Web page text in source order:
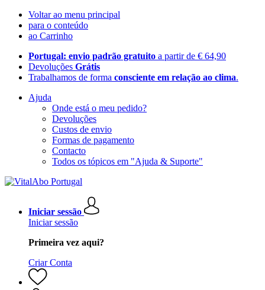
Voltar ao menu principal
para o conteúdo
ao Carrinho
Portugal: envio padrão gratuito a partir de € 64,90
Devoluções Grátis
Trabalhamos de forma consciente em relação ao clima.
Ajuda
Onde está o meu pedido?
Devoluções
Custos de envio
Formas de pagamento
Contacto
Todos os tópicos em "Ajuda & Suporte"
Iniciar sessão
Iniciar sessão
Primeira vez aqui?
Criar Conta